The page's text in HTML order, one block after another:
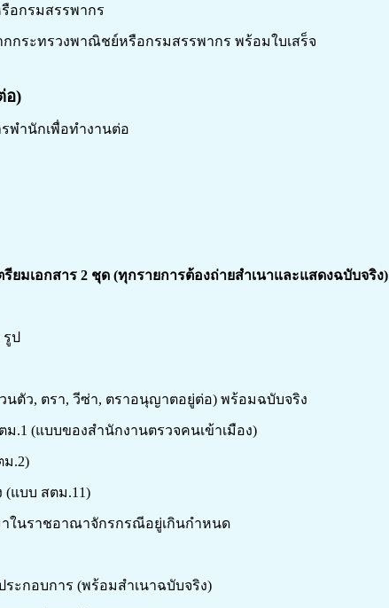
อกรมสรรพากร
กกระทรวงพาณิชย์หรือกรมสรรพากร พร้อมใบเสร็จ
อ)
พำนักเพื่อทำงานต่อ
รียมเอกสาร 2 ชุด (ทุกรายการต้องถ่ายสำเนาและแสดงฉบับจริง)
ป
ตัว, ตรา, วีซ่า, ตราอนุญาตอยู่ต่อ) พร้อมฉบับจริง
.1 (แบบของสำนักงานตรวจคนเข้าเมือง)
ม.2)
แบบ สตม.11)
ในราชอาณาจักรกรณีอยู่เกินกำหนด
ะกอบการ (พร้อมสำเนาฉบับจริง)